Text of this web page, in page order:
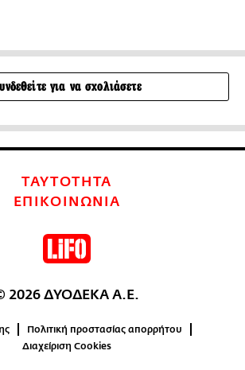
για να σχολιάσετε
ΤΑΥΤΟΤΗΤΑ
ΕΠΙΚΟΙΝΩΝΙΑ
2026 ΔΥΟΔΕΚΑ Α.Ε.
Πολιτική προστασίας απορρήτου
Διαχείριση Cookies